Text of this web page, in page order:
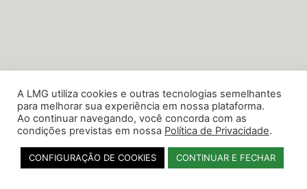
A LMG utiliza cookies e outras tecnologias semelhantes
para melhorar sua experiência em nossa plataforma.
Ao continuar navegando, você concorda com as
condições previstas em nossa Política de Privacidade.
CONFIGURAÇÃO DE COOKIES CONTINUAR E FECHAR